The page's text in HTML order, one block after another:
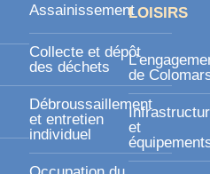
s
r
Assainissement
Collecte et dépôt
des déchets
Débroussaillement
et entretien
individuel
LOISIRS
de
et